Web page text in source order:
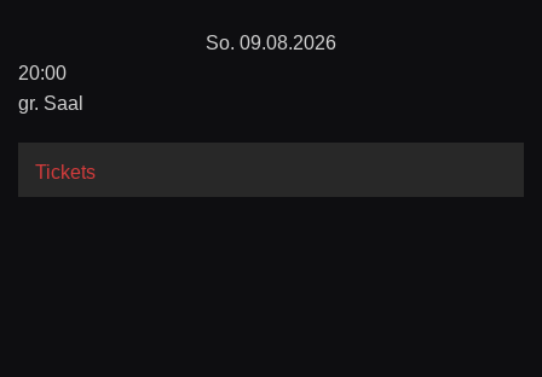
So. 09.08.2026
20:00
gr. Saal
Tickets